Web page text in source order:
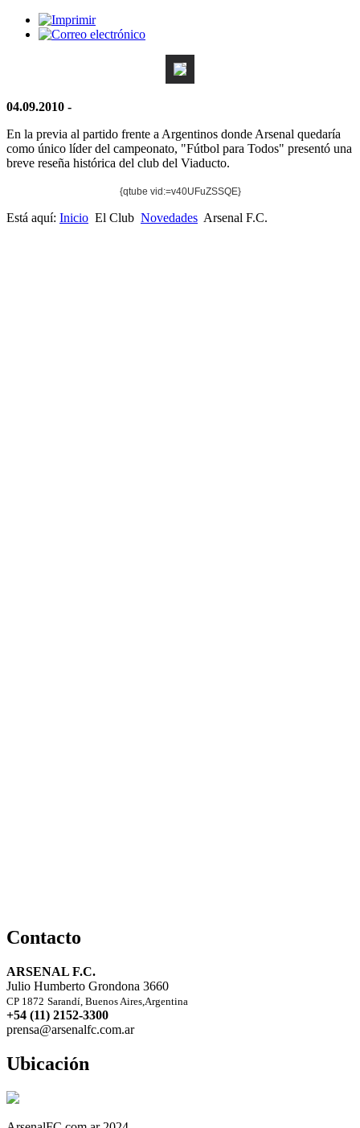
04.09.2010 -
En la previa al partido frente a Argentinos donde Arsenal quedaría
como único líder del campeonato, "Fútbol para Todos" presentó una
breve reseña histórica del club del Viaducto.
{qtube vid:=v40UFuZSSQE}
Está aquí: Inicio El Club Novedades Arsenal F.C.
Contacto
ARSENAL F.C.
Julio Humberto Grondona 3660
CP 1872 Sarandí, Buenos Aires,Argentina
+54 (11) 2152-3300
prensa@arsenalfc.com.ar
Ubicación